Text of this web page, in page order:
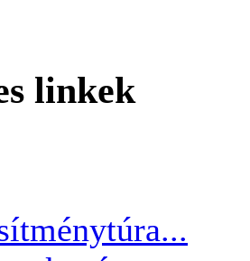
linkek